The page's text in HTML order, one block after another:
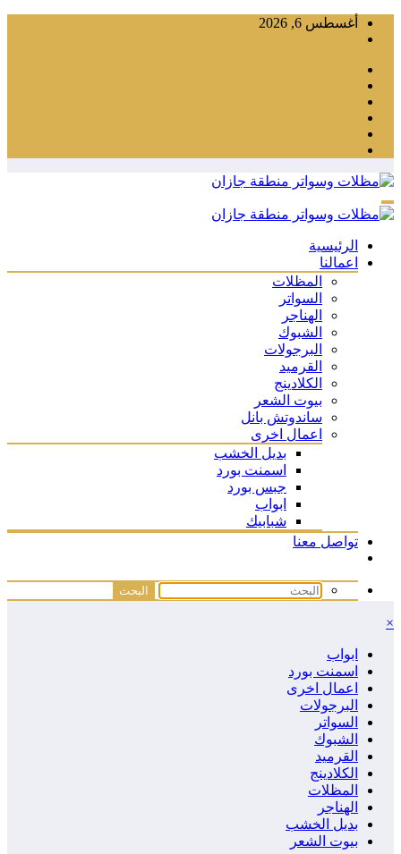
التجاوزأغسطس 6, 2026
الرئيسية
اعمالنا
المظلات
السواتر
الهناجر
الشبوك
البرجولات
القرميد
الكلادينج
بيوت الشعر
ساندوتش بانل
اعمال اخرى
بديل الخشب
اسمنت بورد
جبس بورد
ابواب
شبابيك
تواصل معنا
×
ابواب
اسمنت بورد
اعمال اخرى
البرجولات
السواتر
الشبوك
القرميد
الكلادينج
المظلات
الهناجر
بديل الخشب
بيوت الشعر